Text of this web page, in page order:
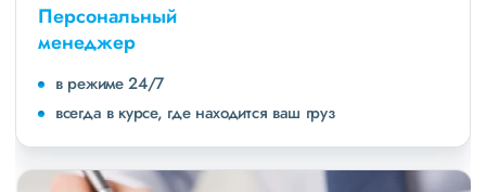
Персональный
менеджер
в режиме 24/7
всегда в курсе, где находится ваш груз